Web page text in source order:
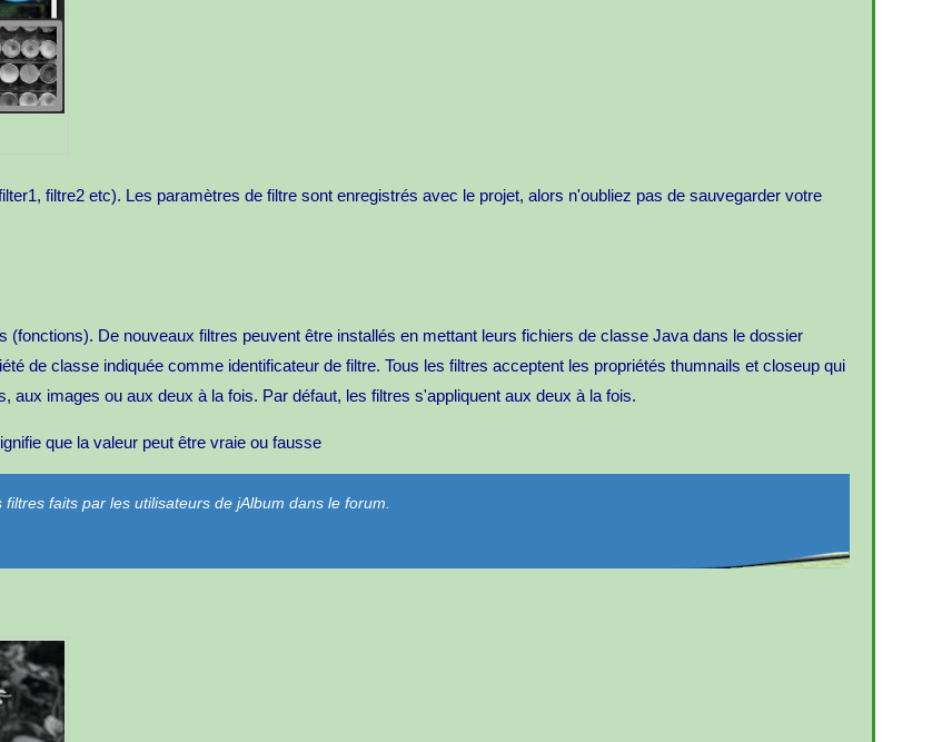
filtre2 etc). Les paramètres de filtre sont enregistrés avec le projet, alors n'oubliez pas de sauvegarder votre
(fonctions). De nouveaux filtres peuvent être installés en mettant leurs fichiers de classe Java dans le dossier
de classe indiquée comme identificateur de filtre. Tous les filtres acceptent les propriétés thumnails et closeup qui
aux images ou aux deux à la fois. Par défaut, les filtres s'appliquent aux deux à la fois.
que la valeur peut être vraie ou fausse
faits par les utilisateurs de jAlbum dans le forum.